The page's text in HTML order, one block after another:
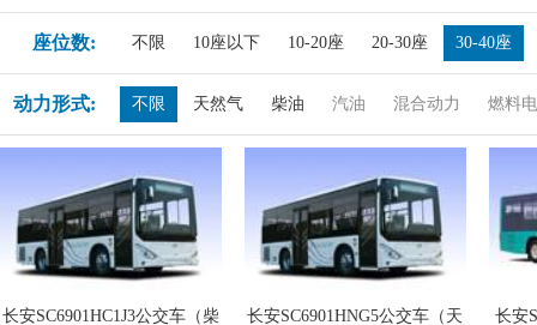
座位数: 不限 10座以下 10-20座 20-30座 30-40座
动力形式: 不限 天然气 柴油 汽油 混合动力 燃料
长安SC6901HC1J3公交车（柴
长安SC6901HNG5公交车（天
长安